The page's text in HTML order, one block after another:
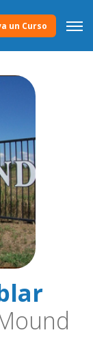
un Curso